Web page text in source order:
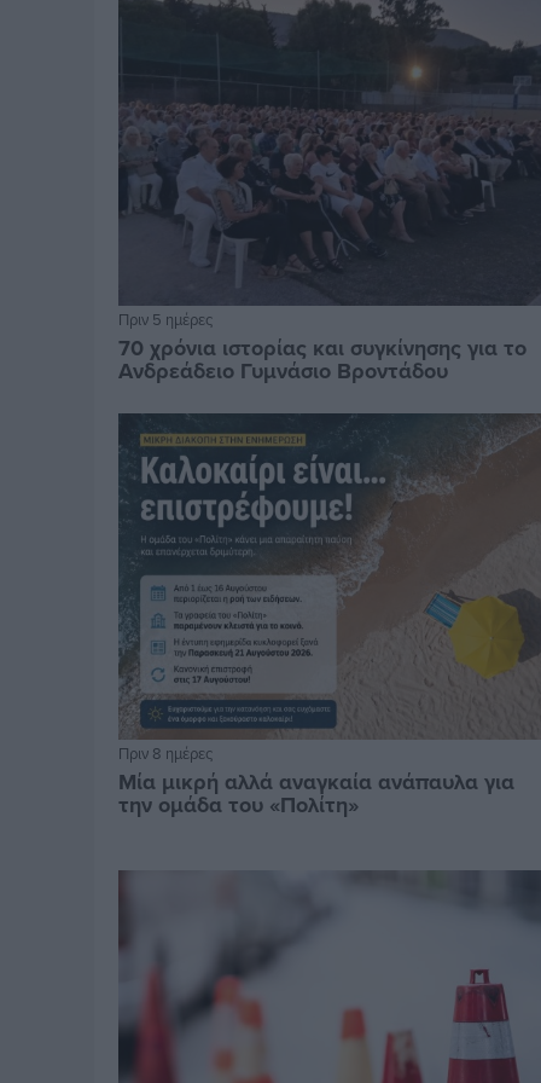
Πριν 5 ημέρες
70 χρόνια ιστορίας και συγκίνησης για το
Ανδρεάδειο Γυμνάσιο Βροντάδου
Πριν 8 ημέρες
Μία μικρή αλλά αναγκαία ανάπαυλα για
την ομάδα του «Πολίτη»